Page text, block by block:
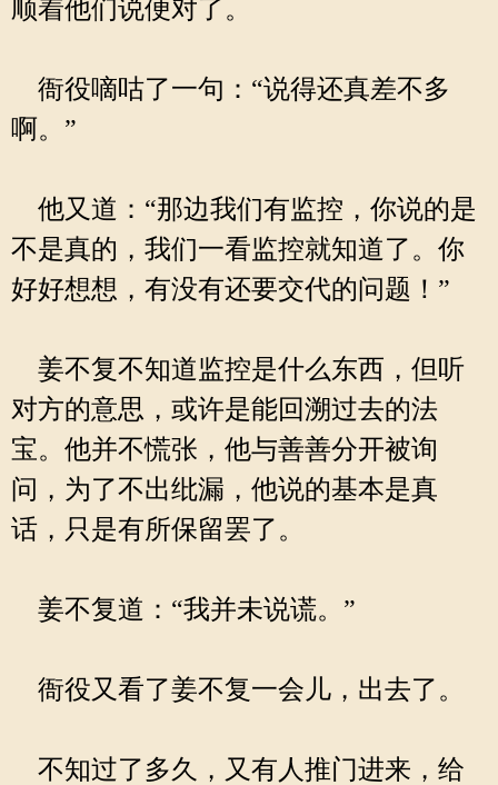
顺着他们说便对了。
衙役嘀咕了一句：“说得还真差不多
啊。”
他又道：“那边我们有监控，你说的是
不是真的，我们一看监控就知道了。你
好好想想，有没有还要交代的问题！”
姜不复不知道监控是什么东西，但听
对方的意思，或许是能回溯过去的法
宝。他并不慌张，他与善善分开被询
问，为了不出纰漏，他说的基本是真
话，只是有所保留罢了。
姜不复道：“我并未说谎。”
衙役又看了姜不复一会儿，出去了。
不知过了多久，又有人推门进来，给